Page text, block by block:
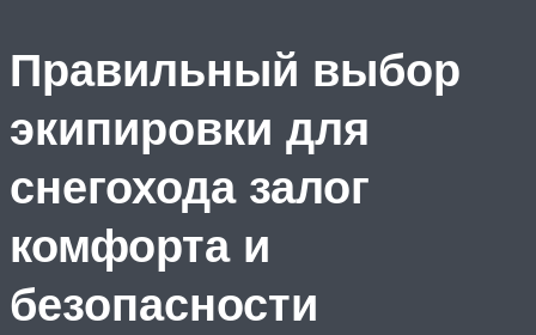
Правильный выбор
экипировки для
снегохода залог
комфорта и
безопасности